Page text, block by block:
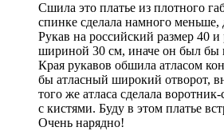
Сшила это платье из плотного
спинке сделала намного меньше,
Рукав на российский размер 40 и
шириной 30 см, иначе он был бы
Края рукавов обшила атласом
бы атласный широкий отворот,
того же атласа сделала
с кистями. Буду в этом платье
Очень нарядно!